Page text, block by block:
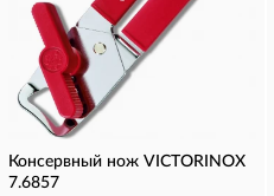
Консервный нож VICTORINOX
7.6857